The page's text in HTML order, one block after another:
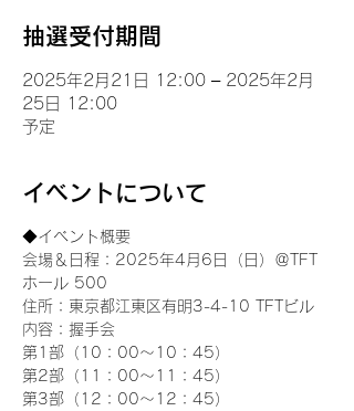
抽選受付期間
2025年2月21日 12:00 – 2025年2月
25日 12:00
予定
イベントについて
◆イベント概要
会場＆日程：2025年4月6日（日）＠TFT
ホール 500
住所：東京都江東区有明3-4-10 TFTビル
内容：握手会
第1部（10：00～10：45）
第2部（11：00～11：45）
第3部（12：00～12：45）